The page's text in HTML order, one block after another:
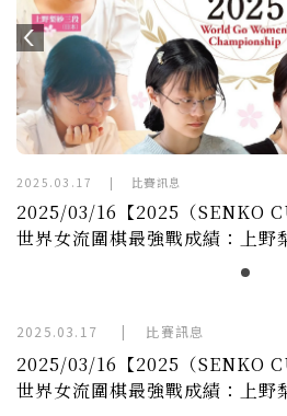
2025.03.17 | 比賽訊息
2025/03/16【2025（SENKO
世界女流圍棋最強戰成績：上野
歲）榮獲生涯第一座扇興杯冠軍】
2025.03.17 | 比賽訊息
2025/03/16【2025（SENKO
世界女流圍棋最強戰成績：上野